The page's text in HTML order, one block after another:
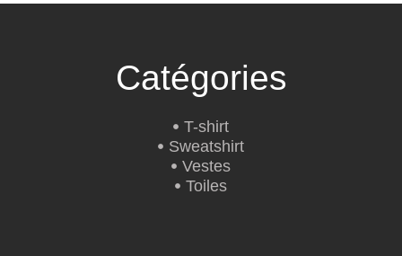
Catégories
T-shirt
Sweatshirt
Vestes
Toiles